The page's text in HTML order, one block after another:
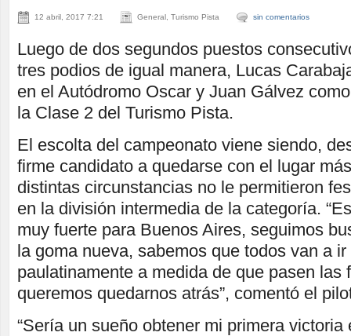
12 abril, 2017 7:21 General, Turismo Pista sin comentarios
Luego de dos segundos puestos
tres podios de igual manera, Lucas
en el Autódromo Oscar y Juan Gálvez
la Clase 2 del Turismo Pista.
El escolta del campeonato viene siendo,
firme candidato a quedarse con el lugar
distintas circunstancias no le permitieron
en la división intermedia de la categoría.
muy fuerte para Buenos Aires, seguimos
la goma nueva, sabemos que todos van a
paulatinamente a medida de que pasen las
queremos quedarnos atrás”, comentó el
“Sería un sueño obtener mi primera